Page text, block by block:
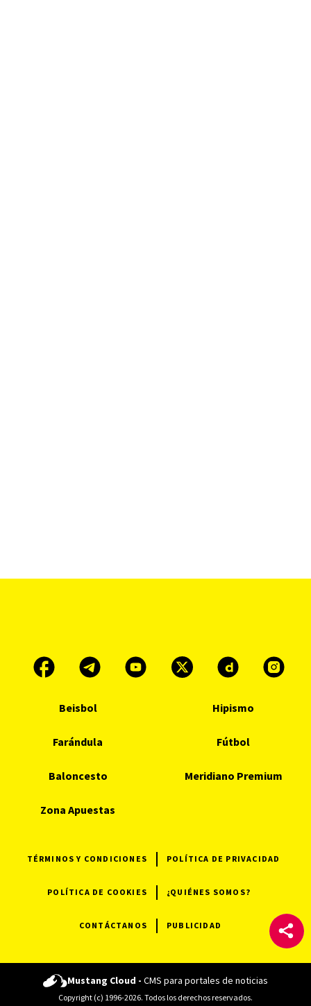
Beisbol Hipismo
Farándula Fútbol
Baloncesto Meridiano Premium
Zona Apuestas
TÉRMINOS Y CONDICIONES POLÍTICA DE PRIVACIDAD
POLÍTICA DE COOKIES ¿QUIÉNES SOMOS?
CONTÁCTANOS PUBLICIDAD
Mustang Cloud - CMS para portales de noticias
Copyright (c) 1996-2026. Todos los derechos reservados.